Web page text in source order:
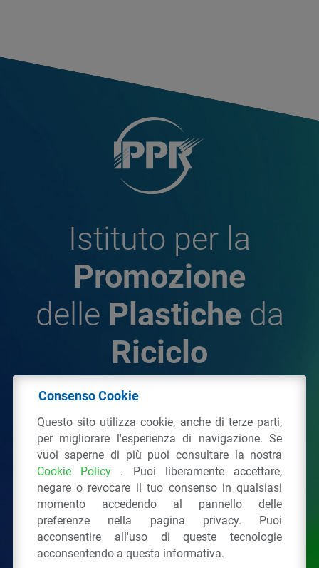
Istituto per la
Promozione
delle Plastiche da
Riciclo
Plastiche da Riciclo
C.F. 97381090154
Via San Vittore 36 20123Milano (MI)
Tel.: 02 43928225.
Tutti i diritti riservati Privacy Policy &Cookie
Consenso Cookie
Questo sito utilizza cookie, anche di terze parti,
per migliorare l'esperienza di navigazione. Se
vuoi saperne di più puoi consultare la nostra
Cookie Policy . Puoi liberamente accettare,
negare o revocare il tuo consenso in qualsiasi
momento accedendo al pannello delle
preferenze nella pagina privacy. Puoi
acconsentire all'uso di queste tecnologie
acconsentendo a questa informativa.